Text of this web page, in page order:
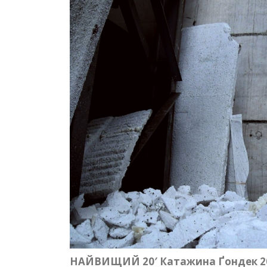
НАЙВИЩИЙ 20′ Катажина Ґондек